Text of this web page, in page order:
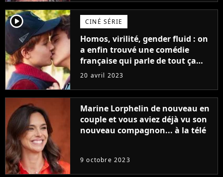
player2 CINÉ SÉRIE
Homos, virilité, gender fluid : on
a enfin trouvé une comédie
française qui parle de tout ça
sans être super ringarde
20 avril 2023
Marine Lorphelin de nouveau en
couple et vous aviez déjà vu son
nouveau compagnon... à la télé
9 octobre 2023